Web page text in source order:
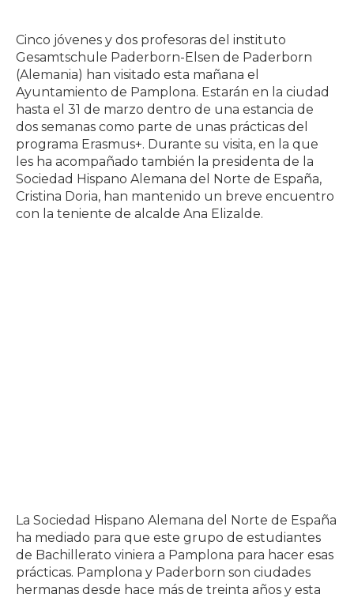
Cinco jóvenes y dos profesoras del instituto
Gesamtschule Paderborn-Elsen de Paderborn
(Alemania) han visitado esta mañana el
Ayuntamiento de Pamplona. Estarán en la ciudad
hasta el 31 de marzo dentro de una estancia de
dos semanas como parte de unas prácticas del
programa Erasmus+. Durante su visita, en la que
les ha acompañado también la presidenta de la
Sociedad Hispano Alemana del Norte de España,
Cristina Doria, han mantenido un breve encuentro
con la teniente de alcalde Ana Elizalde.
La Sociedad Hispano Alemana del Norte de España
ha mediado para que este grupo de estudiantes
de Bachillerato viniera a Pamplona para hacer esas
prácticas. Pamplona y Paderborn son ciudades
hermanas desde hace más de treinta años y esta